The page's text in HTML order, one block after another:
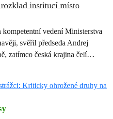
institucí místo
vedení Ministerstva
svěřil předseda Andrej
zatímco česká krajina čelí